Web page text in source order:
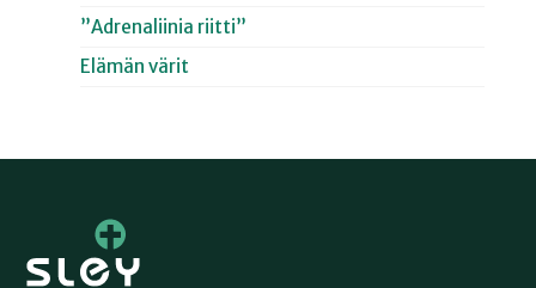
”Adrenaliinia riitti”
Elämän värit